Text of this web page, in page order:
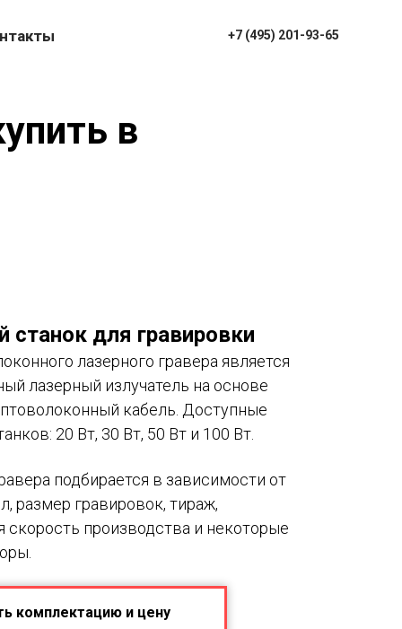
+7 (495) 201-93-65
в
станок для гравировки
лазерного гравера является
лазерный излучатель на основе
кабель. Доступные
20 Вт, 30 Вт, 50 Вт и 100 Вт.
подбирается в зависимости от
размер гравировок, тираж,
скорость производства и некоторые
комплектацию и цену